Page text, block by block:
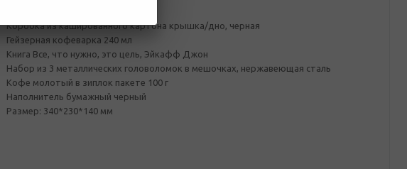
Коробка из кашированного картона крышка/дно, черная
Гейзерная кофеварка 240 мл
Книга Все, что нужно, это цель, Эйкафф Джон
Набор из 3 металлических головоломок в мешочках, нержавеющая сталь
Кофе молотый в зиплок пакете 100 г
Наполнитель бумажный черный
Размер: 340*230*140 мм